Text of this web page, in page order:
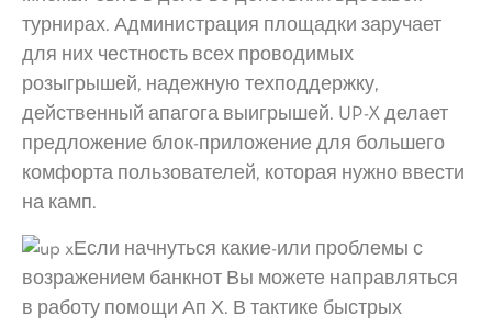
турнирах. Администрация площадки заручает
для них честность всех проводимых
розыгрышей, надежную техподдержку,
действенный апагога выигрышей. UP-X делает
предложение блок-приложение для большего
комфорта пользователей, которая нужно ввести
на камп.
Если начнуться какие-или проблемы с
возражением банкнот Вы можете направляться
в работу помощи Ап Х. В тактике быстрых